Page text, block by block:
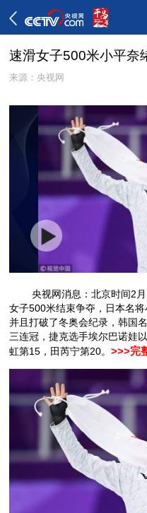
速滑女子500米小平奈
来源：央视网
央视网消息：北京时间2月
女子500米结束争夺，日本名
并且打破了冬奥会纪录，韩国
三连冠，捷克选手埃尔巴诺娃
虹第15，田芮宁第20。>>>完